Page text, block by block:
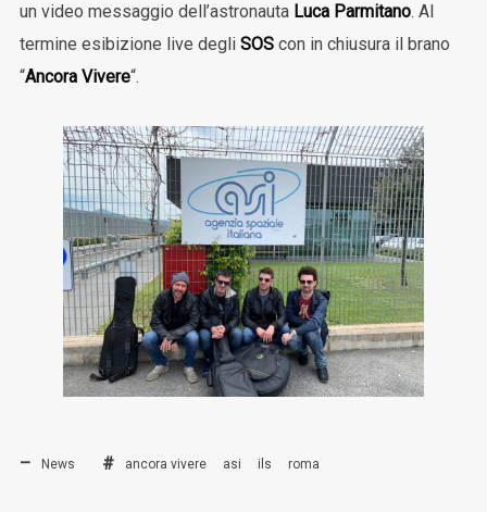
un video messaggio dell’astronauta Luca Parmitano. Al
termine esibizione live degliSOScon in chiusura il brano
“Ancora Vivere“.
News ancora vivere asi ils roma